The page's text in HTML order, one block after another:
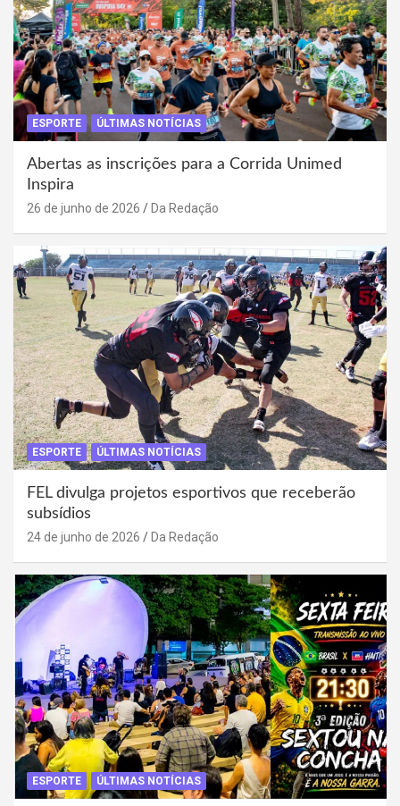
ESPORTE ÚLTIMAS NOTÍCIAS
Abertas as inscrições para a Corrida Unimed
Inspira
26 de junho de 2026 Da Redação
ESPORTE ÚLTIMAS NOTÍCIAS
FEL divulga projetos esportivos que receberão
subsídios
24 de junho de 2026 Da Redação
ESPORTE ÚLTIMAS NOTÍCIAS